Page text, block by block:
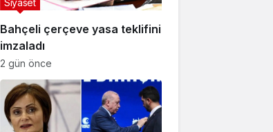
Bahçeli çerçeve yasa teklifini
imzaladı
2 gün önce